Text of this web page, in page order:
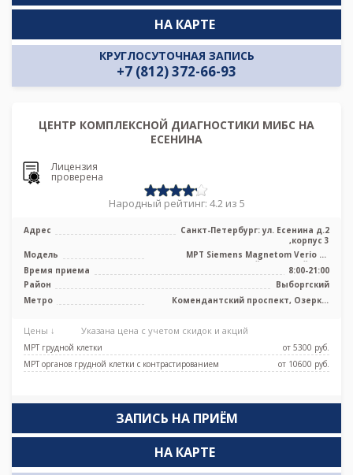
КРУГЛОСУТОЧНАЯ ЗАПИСЬ
+7 (812) 372-66-93
НА КАРТЕ
ЦЕНТР КОМПЛЕКСНОЙ ДИАГНОСТИКИ МИБС НА
ЕСЕНИНА
Лицензия
проверена
Народный рейтинг: 4.2 из 5
Адрес
Санкт-Петербург: ул. Есенина д.2
,корпус 3
Модель
МРТ Siemens Magnetom Verio 3T
сверхвысокопольный закрытый тип,
КТ Siem ...
Время приема
8:00-21:00
Район
Выборгский
Метро
Комендантский проспект, Озерки,
Цены ↓ Указана цена с учетом скидок и акций
МРТ грудной клетки
от 5300 pуб.
МРТ органов грудной клетки с контрастированием
от 10600 pуб.
ЗАПИСЬ НА ПРИЁМ
НА КАРТЕ